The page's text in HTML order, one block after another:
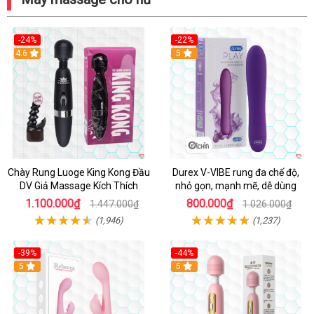
-24%
4.6
Chày Rung Luoge King Kong Đầu
DV Giả Massage Kích Thích
1.100.000₫ 1.447.000₫
(1,946)
-22%
Hot
5
Durex V-VIBE rung đa chế độ,
nhỏ gọn, mạnh mẽ, dễ dùng
800.000₫ 1.026.000₫
(1,237)
-39%
Hot
5
-44%
Hot
5